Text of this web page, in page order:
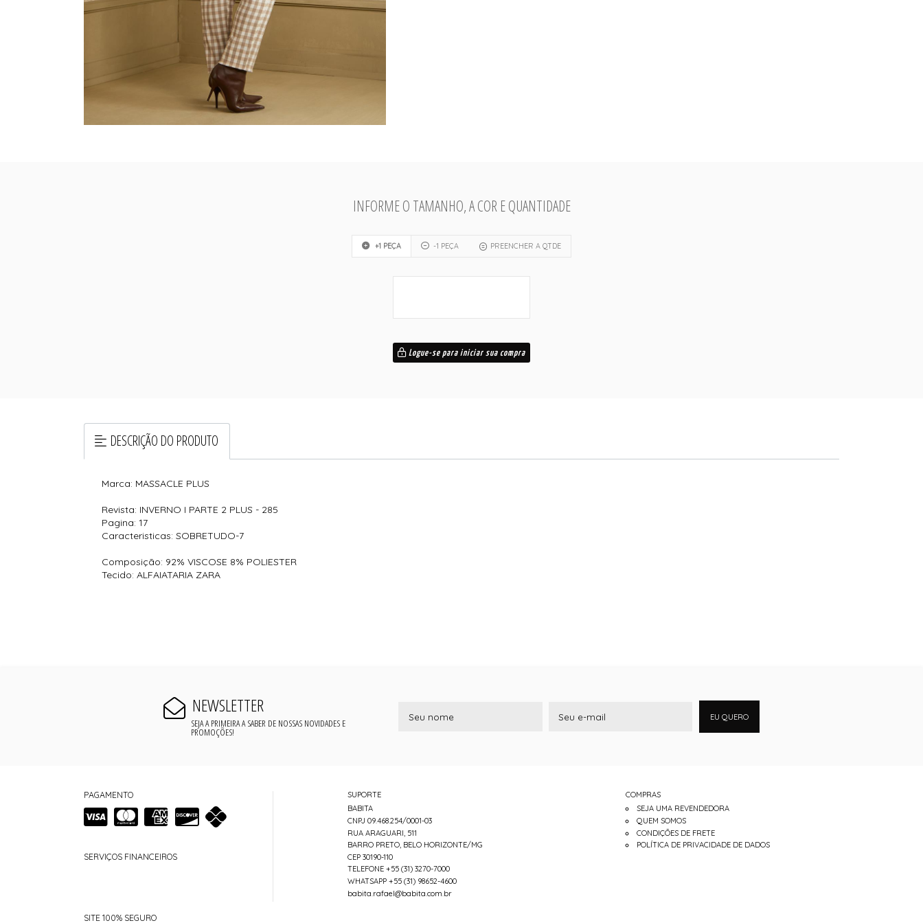
INFORME O TAMANHO, A COR E QUANTIDADE
+1 PEÇA -1 PEÇA PREENCHER A QTDE
Logue-se para iniciar sua compra
DESCRIÇÃO DO PRODUTO
Marca: MASSACLE PLUS
Revista: INVERNO I PARTE 2 PLUS - 285
Pagina: 17
Caracteristicas: SOBRETUDO-7
Composição: 92% VISCOSE 8% POLIESTER
Tecido: ALFAIATARIA ZARA
NEWSLETTER
SEJA A PRIMEIRA A SABER DE NOSSAS NOVIDADES E
PROMOÇÕES!
EU QUERO
PAGAMENTO
SERVIÇOS FINANCEIROS
SITE 100% SEGURO
SUPORTE
BABITA
CNPJ 09.468.254/0001-03
RUA ARAGUARI, 511
BARRO PRETO, BELO HORIZONTE/MG
CEP 30190-110
TELEFONE +55 (31) 3270-7000
WHATSAPP +55 (31) 98652-4600
babita.rafael@babita.com.br
COMPRAS
SEJA UMA REVENDEDORA
QUEM SOMOS
CONDIÇÕES DE FRETE
POLÍTICA DE PRIVACIDADE DE DADOS